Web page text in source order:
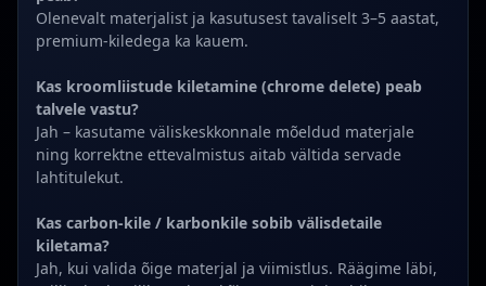
Olenevalt materjalist ja kasutusest tavaliselt 3–5 aastat,
premium-kiledega ka kauem.
Kas kroomliistude kiletamine (chrome delete) peab
talvele vastu?
Jah – kasutame väliskeskkonnale mõeldud materjale
ning korrektne ettevalmistus aitab vältida servade
lahtitulekut.
Kas carbon-kile / karbonkile sobib välisdetaile
kiletama?
Jah, kui valida õige materjal ja viimistlus. Räägime läbi,